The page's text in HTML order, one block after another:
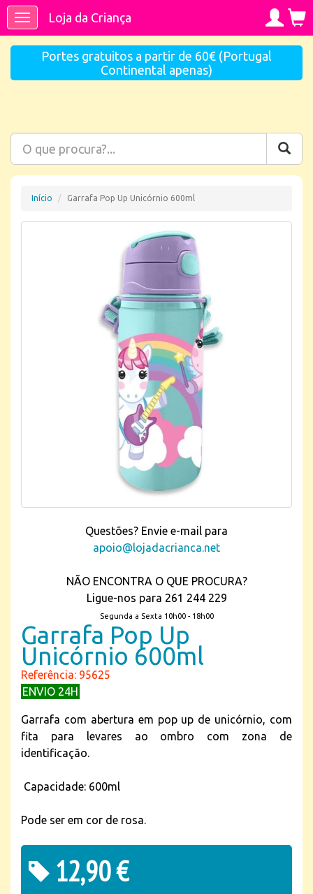
ToggleLoja da Criança
Portes gratuitos a partir de 60€ (Portugal
Continental apenas)
Início Garrafa Pop Up Unicórnio 600ml
Questões? Envie e-mail para
apoio@lojadacrianca.net
NÃO ENCONTRA O QUE PROCURA?
Ligue-nos para 261 244 229
Segunda a Sexta 10h00 - 18h00
Garrafa Pop Up
Unicórnio 600ml
Referência: 95625
ENVIO 24H
Garrafa com abertura em pop up de unicórnio, com
fita para levares ao ombro com zona de
identificação.
Capacidade: 600ml
Pode ser em cor de rosa.
12,90 €